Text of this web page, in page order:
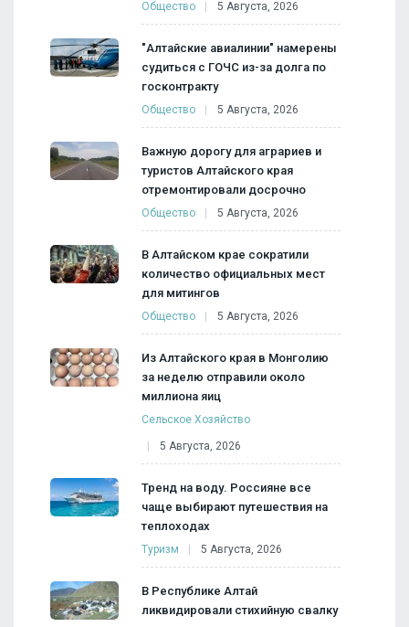
Общество 5 Августа, 2026
"Алтайские авиалинии" намерены
судиться с ГОЧС из-за долга по
госконтракту
Общество 5 Августа, 2026
Важную дорогу для аграриев и
туристов Алтайского края
отремонтировали досрочно
Общество 5 Августа, 2026
В Алтайском крае сократили
количество официальных мест
для митингов
Общество 5 Августа, 2026
Из Алтайского края в Монголию
за неделю отправили около
миллиона яиц
Сельское Хозяйство
5 Августа, 2026
Тренд на воду. Россияне все
чаще выбирают путешествия на
теплоходах
Туризм 5 Августа, 2026
В Республике Алтай
ликвидировали стихийную свалку